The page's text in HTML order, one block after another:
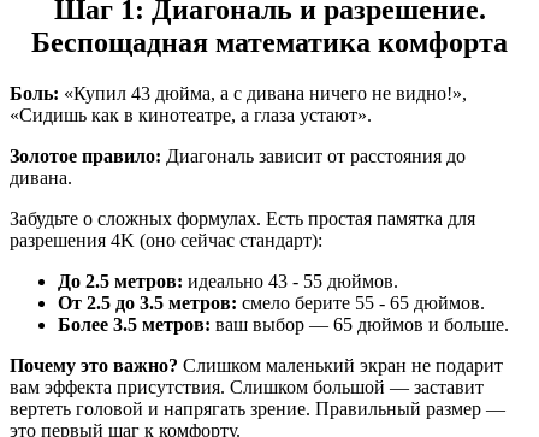
Шаг 1: Диагональ и разрешение.
Беспощадная математика комфорта
Боль: «Купил 43 дюйма, а с дивана ничего не видно!»,
«Сидишь как в кинотеатре, а глаза устают».
Золотое правило: Диагональ зависит от расстояния до
дивана.
Забудьте о сложных формулах. Есть простая памятка для
разрешения 4K (оно сейчас стандарт):
До 2.5 метров: идеально 43 - 55 дюймов.
От 2.5 до 3.5 метров: смело берите 55 - 65 дюймов.
Более 3.5 метров: ваш выбор — 65 дюймов и больше.
Почему это важно? Слишком маленький экран не подарит
вам эффекта присутствия. Слишком большой — заставит
вертеть головой и напрягать зрение. Правильный размер —
это первый шаг к комфорту.